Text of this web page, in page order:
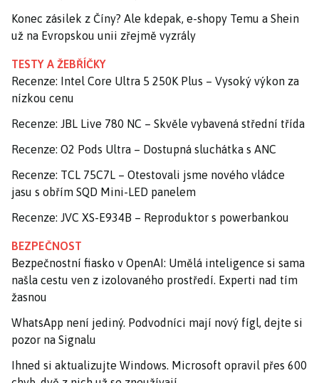
Konec zásilek z Číny? Ale kdepak, e-shopy Temu a Shein
už na Evropskou unii zřejmě vyzrály
TESTY A ŽEBŘÍČKY
Recenze: Intel Core Ultra 5 250K Plus – Vysoký výkon za
nízkou cenu
Recenze: JBL Live 780 NC – Skvěle vybavená střední třída
Recenze: O2 Pods Ultra – Dostupná sluchátka s ANC
Recenze: TCL 75C7L – Otestovali jsme nového vládce
jasu s obřím SQD Mini-LED panelem
Recenze: JVC XS-E934B – Reproduktor s powerbankou
BEZPEČNOST
Bezpečnostní fiasko v OpenAI: Umělá inteligence si sama
našla cestu ven z izolovaného prostředí. Experti nad tím
žasnou
WhatsApp není jediný. Podvodníci mají nový fígl, dejte si
pozor na Signalu
Ihned si aktualizujte Windows. Microsoft opravil přes 600